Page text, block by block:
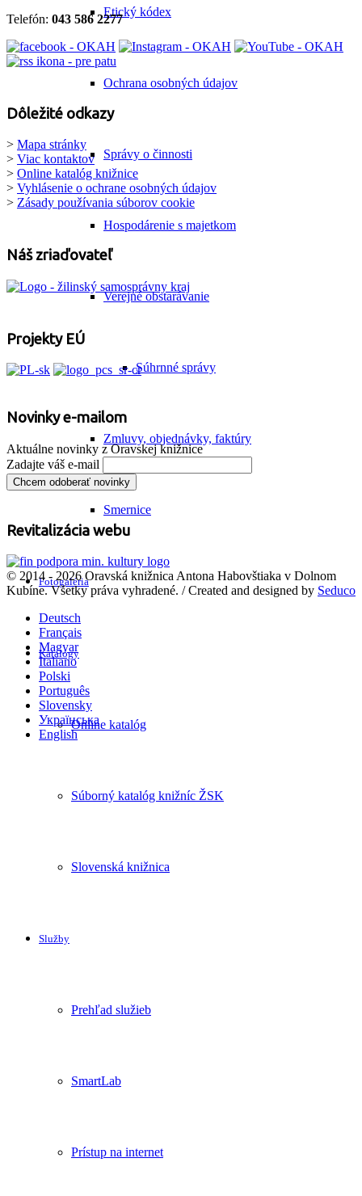
Etický kódex
Ochrana osobných údajov
Správy o činnosti
Hospodárenie s majetkom
Verejné obstarávanie
Súhrnné správy
Zmluvy, objednávky, faktúry
Smernice
Fotogaléria
Katalógy
Online katalóg
Súborný katalóg knižníc ŽSK
Slovenská knižnica
Služby
Prehľad služieb
SmartLab
Prístup na internet
Telefón: 043 586 2277
Dôležité odkazy
> Mapa stránky
> Viac kontaktov
> Online katalóg knižnice
> Vyhlásenie o ochrane osobných údajov
> Zásady používania súborov cookie
Náš zriaďovateľ
Projekty EÚ
Novinky e-mailom
Aktuálne novinky z Oravskej knižnice
Zadajte váš e-mail
Revitalizácia webu
© 2014 - 2026 Oravská knižnica Antona Habovštiaka v Dolnom
Kubíne. Všetky práva vyhradené. / Created and designed by Seduco
Deutsch
Français
Magyar
Italiano
Polski
Português
Slovensky
Українська
English